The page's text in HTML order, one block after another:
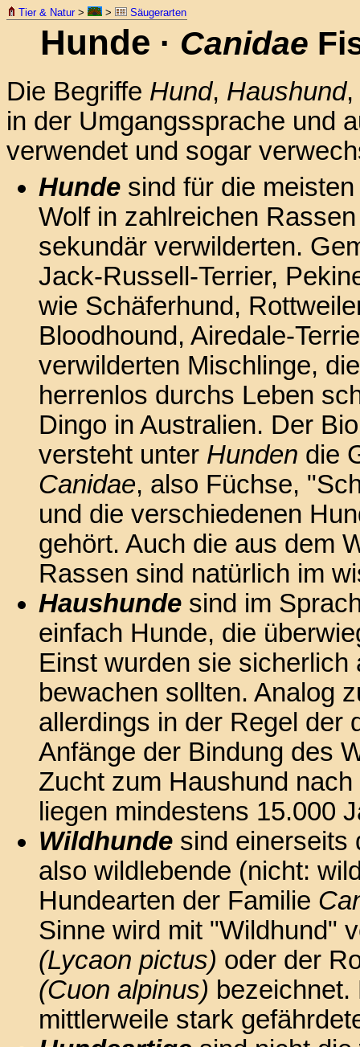
Tier & Natur> > Säugerarten
Hunde · Canidae
Die Begriffe Hund, Haushund,
in der Umgangssprache und
verwendet und sogar
Hunde sind für die
Wolf in zahlreichen
sekundär verwilderten.
Jack-Russell-Terrier,
wie Schäferhund,
Bloodhound, Airedale-
verwilderten Mischlinge,
herrenlos durchs Leben
Dingo in Australien. Der
versteht unter Hunden die
Canidae, also Füchse,
und die verschiedenen
gehört. Auch die aus dem
Rassen sind natürlich im
Haushunde sind im
einfach Hunde, die
Einst wurden sie
bewachen sollten. Analog
allerdings in der Regel der
Anfänge der Bindung des
Zucht zum Haushund
liegen mindestens 15.000
Wildhunde sind einerseits
also wildlebende (nicht:
Hundearten der Familie
Sinne wird mit "Wildhund"
(Lycaon pictus) oder der
(Cuon alpinus)
mittlerweile stark